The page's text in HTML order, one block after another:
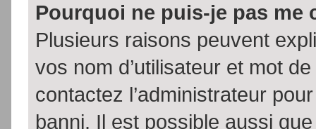
Pourquoi ne puis-je pas me
Plusieurs raisons peuvent
vos nom d’utilisateur et mot
contactez l’administrateur
banni. Il est possible aussi